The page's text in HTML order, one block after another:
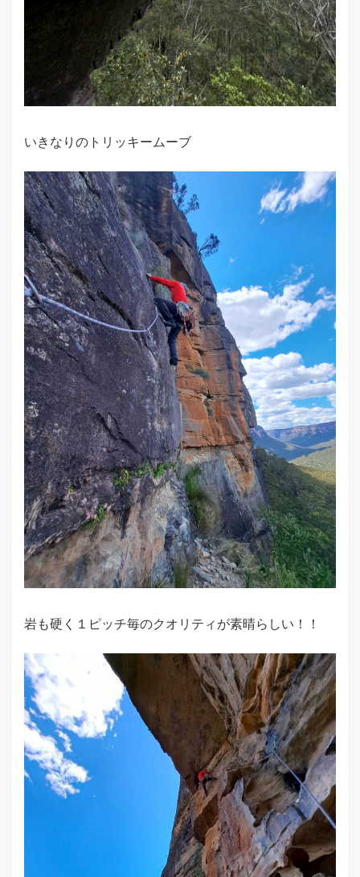
いきなりのトリッキームーブ
岩も硬く１ピッチ毎のクオリティが素晴らしい！！